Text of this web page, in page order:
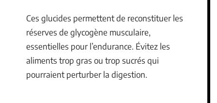
Ces glucides permettent de reconstituer les
réserves de glycogène musculaire,
essentielles pour l’endurance. Évitez les
aliments trop gras ou trop sucrés qui
pourraient perturber la digestion.